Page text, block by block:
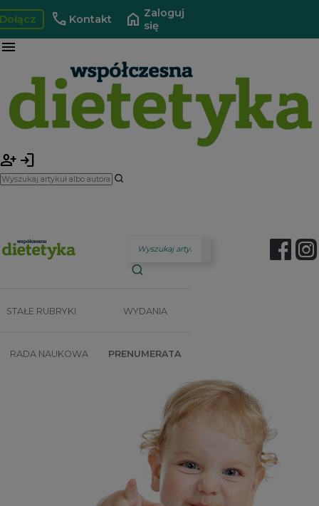
call Kontakt home Zaloguj
się
menu
person_add login
STAŁE RUBRYKI WYDANIA
RADA NAUKOWA PRENUMERATA
SKLEP